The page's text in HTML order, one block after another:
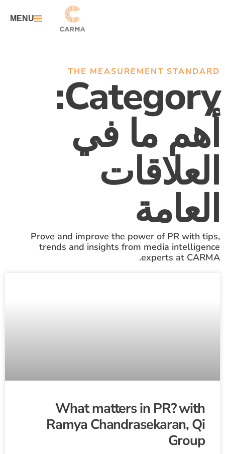
MENU
THE MEASUREMENT STANDARD
Category:
أهم ما في
العلاقات
العامة
Prove and improve the power of PR with tips,
trends and insights from media intelligence
experts at CARMA.
What matters in PR? with
Ramya Chandrasekaran, Qi
Group